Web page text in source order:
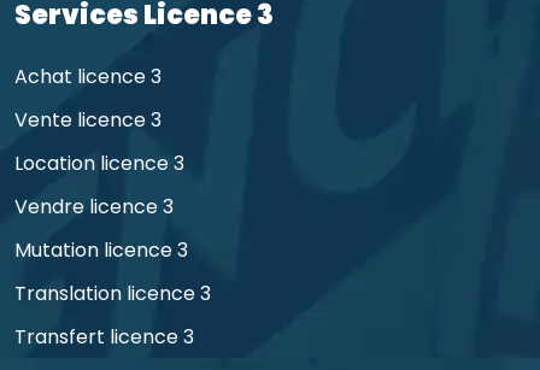
Services Licence 3
Achat licence 3
Vente licence 3
Location licence 3
Vendre licence 3
Mutation licence 3
Translation licence 3
Transfert licence 3